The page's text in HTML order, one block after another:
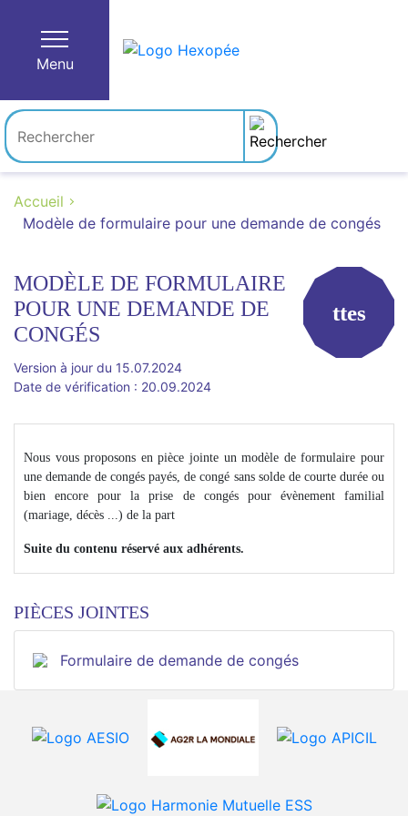
Menu
Accueil
Modèle de formulaire pour une demande de congés
MODÈLE DE FORMULAIRE
POUR UNE DEMANDE DE
CONGÉS
ttes
Version à jour du 15.07.2024
Date de vérification : 20.09.2024
Nous vous proposons en pièce jointe un modèle de formulaire pour
une demande de congés payés, de congé sans solde de courte durée ou
bien encore pour la prise de congés pour évènement familial
(mariage, décès ...) de la part
Suite du contenu réservé aux adhérents.
PIÈCES JOINTES
Formulaire de demande de congés